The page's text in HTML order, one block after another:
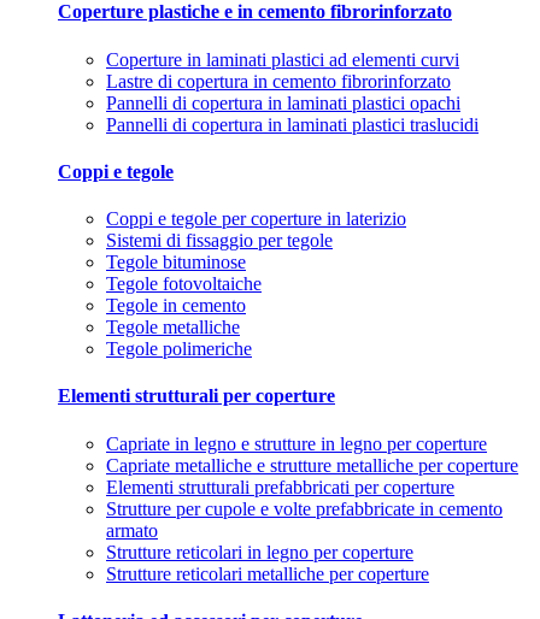
Coperture plastiche e in cemento fibrorinforzato
Coperture in laminati plastici ad elementi curvi
Lastre di copertura in cemento fibrorinforzato
Pannelli di copertura in laminati plastici opachi
Pannelli di copertura in laminati plastici traslucidi
Coppi e tegole
Coppi e tegole per coperture in laterizio
Sistemi di fissaggio per tegole
Tegole bituminose
Tegole fotovoltaiche
Tegole in cemento
Tegole metalliche
Tegole polimeriche
Elementi strutturali per coperture
Capriate in legno e strutture in legno per coperture
Capriate metalliche e strutture metalliche per coperture
Elementi strutturali prefabbricati per coperture
Strutture per cupole e volte prefabbricate in cemento
armato
Strutture reticolari in legno per coperture
Strutture reticolari metalliche per coperture